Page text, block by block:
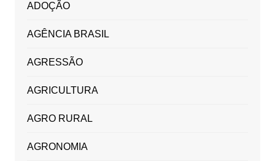
ADOÇÃO
AGÊNCIA BRASIL
AGRESSÃO
AGRICULTURA
AGRO RURAL
AGRONOMIA